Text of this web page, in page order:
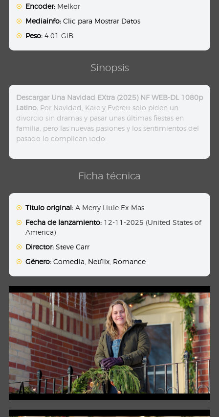
Encoder: Melkor
Mediainfo: Clic para Mostrar Datos
Peso: 4.01 GiB
Sinopsis
Descargar Una Navidad EXtra (2025) NF WEB-DL 1080p
Latino. Por Navidad, Kate y Everett solo piden un
divorcio sin dramas y pasar unas últimas fiestas en
familia, pero las nuevas pasiones y los sentimientos del
pasado lo complican todo.
Ficha técnica
Titulo original: A Merry Little Ex-Mas
Fecha de lanzamiento: 12-11-2025 (United States of
America)
Director: Steve Carr
Género: Comedia Netflix Romance